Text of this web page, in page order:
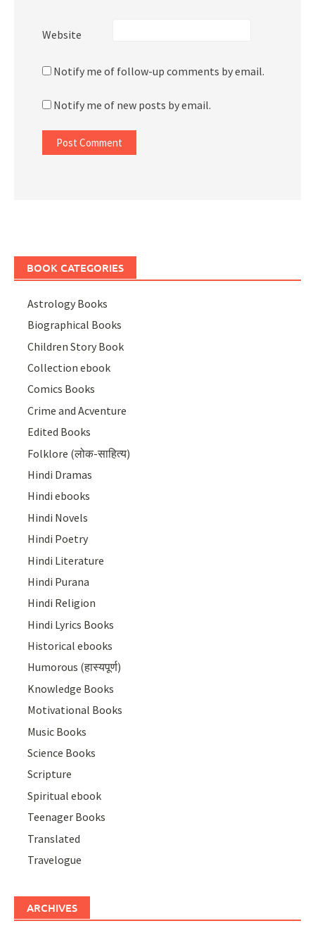
Website
Notify me of follow-up comments by email.
Notify me of new posts by email.
BOOK CATEGORIES
Astrology Books
Biographical Books
Children Story Book
Collection ebook
Comics Books
Crime and Acventure
Edited Books
Folklore (लोक-साहित्य)
Hindi Dramas
Hindi ebooks
Hindi Novels
Hindi Poetry
Hindi Literature
Hindi Purana
Hindi Religion
Hindi Lyrics Books
Historical ebooks
Humorous (हास्यपूर्ण)
Knowledge Books
Motivational Books
Music Books
Science Books
Scripture
Spiritual ebook
Teenager Books
Translated
Travelogue
ARCHIVES